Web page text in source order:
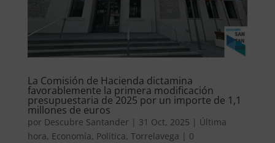
La Comisión de Hacienda dictamina
favorablemente la primera modificación
presupuestaria de 2025 por un importe de 1,1
millones de euros
por Descubre Santander | 31 Oct, 2025 | Última
hora, Economía, Política, Torrelavega | 0